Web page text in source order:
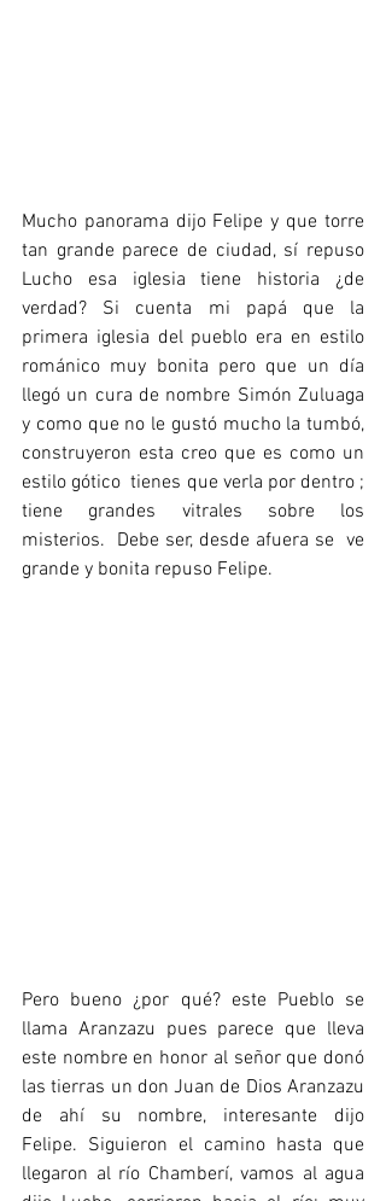
Mucho panorama dijo Felipe y que torre
tan grande parece de ciudad, sí repuso
Lucho esa iglesia tiene historia ¿de
verdad? Si cuenta mi papá que la
primera iglesia del pueblo era en estilo
románico muy bonita pero que un día
llegó un cura de nombre Simón Zuluaga
y como que no le gustó mucho la tumbó,
construyeron esta creo que es como un
estilo gótico  tienes que verla por dentro ;
tiene grandes vitrales sobre los
misterios.  Debe ser, desde afuera se  ve
grande y bonita repuso Felipe.
Pero bueno ¿por qué? este Pueblo se
llama Aranzazu pues parece que lleva
este nombre en honor al señor que donó
las tierras un don Juan de Dios Aranzazu
de ahí su nombre, interesante dijo
Felipe. Siguieron el camino hasta que
llegaron al río Chamberí, vamos al agua